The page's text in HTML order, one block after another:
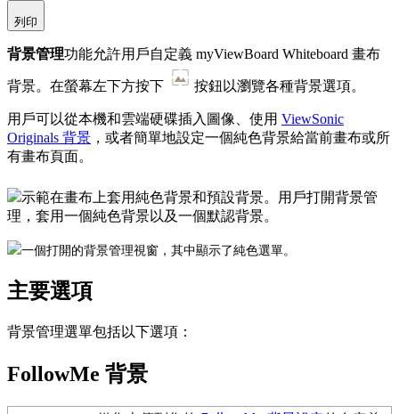
列印
背景管理功能允許用戶自定義 myViewBoard Whiteboard 畫布
背景。在螢幕左下方按下 按鈕以瀏覽各種背景選項。
用戶可以從本機和雲端硬碟插入圖像、使用 ViewSonic
Originals 背景 ，或者簡單地設定一個純色背景給當前畫布或所
有畫布頁面。
示範在畫布上套用純色背景和預設背景。用戶打開背景管
理，套用一個純色背景以及一個默認背景。
一個打開的背景管理視窗，其中顯示了純色選單。
主要選項
背景管理選單包括以下選項：
FollowMe 背景